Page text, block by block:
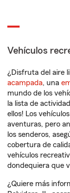
Vehículos
¿Disfruta del aire
acampada, una
mundo de los
la lista de
ellos! Los
aventuras, pero
los senderos,
cobertura de
vehículos
dondequiera que
¿Quiere más